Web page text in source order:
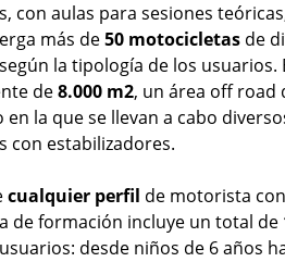
con aulas para sesiones
más de50 motocicletas de
la tipología de los usuarios.
de8.000 m2, un área off road
la que se llevan a cabo
con estabilizadores.
cualquier perfil de motorista
de formación incluye un total de
desde niños de 6 años